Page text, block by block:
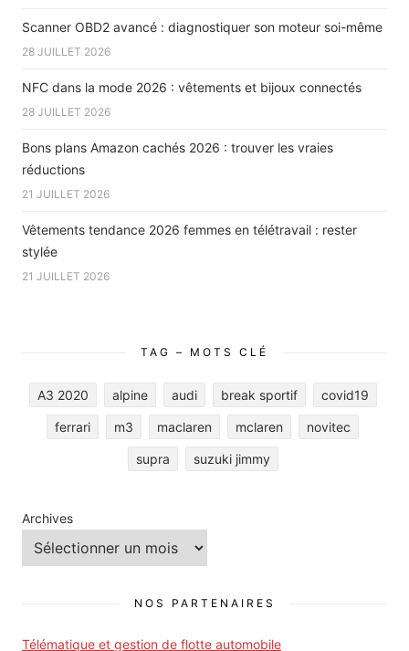
Scanner OBD2 avancé : diagnostiquer son moteur soi-même
28 JUILLET 2026
NFC dans la mode 2026 : vêtements et bijoux connectés
28 JUILLET 2026
Bons plans Amazon cachés 2026 : trouver les vraies
réductions
21 JUILLET 2026
Vêtements tendance 2026 femmes en télétravail : rester
stylée
21 JUILLET 2026
TAG – MOTS CLÉ
A3 2020 alpine audi break sportif covid19
ferrari m3 maclaren mclaren novitec
supra suzuki jimmy
Archives
NOS PARTENAIRES
Télématique et gestion de flotte automobile